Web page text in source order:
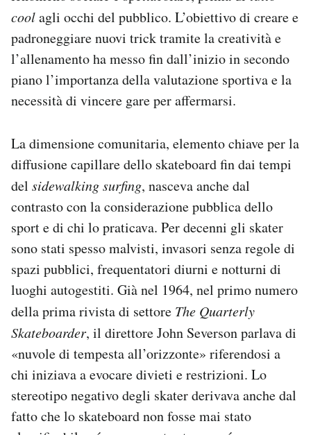
coolagli occhi del pubblico. L’obiettivo di creare e
padroneggiare nuovi trick tramite la creatività e
l’allenamento ha messo fin dall’inizio in secondo
piano l’importanza della valutazione sportiva e la
necessità di vincere gare per affermarsi.
La dimensione comunitaria, elemento chiave per la
diffusione capillare dello skateboard fin dai tempi
del sidewalking surfing, nasceva anche dal
contrasto con la considerazione pubblica dello
sport e di chi lo praticava. Per decenni gli skater
sono stati spesso malvisti, invasori senza regole di
spazi pubblici, frequentatori diurni e notturni di
luoghi autogestiti. Già nel 1964, nel primo numero
della prima rivista di settore The Quarterly
Skateboarder, il direttore John Severson parlava di
«nuvole di tempesta all’orizzonte» riferendosi a
chi iniziava a evocare divieti e restrizioni. Lo
stereotipo negativo degli skater derivava anche dal
fatto che lo skateboard non fosse mai stato